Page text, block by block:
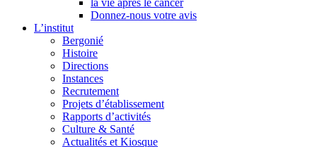
la vie après le cancer
Donnez-nous votre avis
L’institut
Bergonié
Histoire
Directions
Instances
Recrutement
Projets d’établissement
Rapports d’activités
Culture & Santé
Actualités et Kiosque